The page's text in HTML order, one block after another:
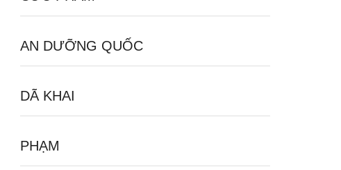
AN DƯỠNG QUỐC
DÃ KHAI
PHẠM